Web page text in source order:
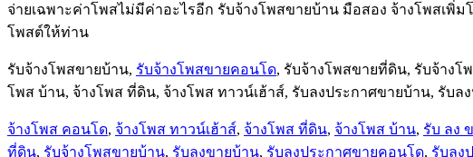
จ่ายเฉพาะค่าโพสไม่มีค่าอะไรอีก‎ รับจ้างโพสขายบ้าน มือสอง จ้างโพสเพิ่
โพสต์ให้ท่าน
รับจ้างโพสขายบ้าน, รับจ้างโพสขายคอนโด, รับจ้างโพสขายที่ดิน, รับจ้างโ
โพส บ้าน, จ้างโพส ที่ดิน, จ้างโพส ทาวน์เฮ้าส์, รับลงประกาศขายบ้าน, รับ
จ้างโพส คอนโด, จ้างโพส ทาวน์เฮ้าส์, จ้างโพส ที่ดิน, จ้างโพส บ้าน, รับ ลง
ที่ดิน, รับจ้างโพสขายบ้าน, รับลงขายบ้าน, รับลงประกาศขายคอนโด, รับลง